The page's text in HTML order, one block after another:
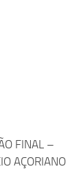
FINAL –
AÇORIANO